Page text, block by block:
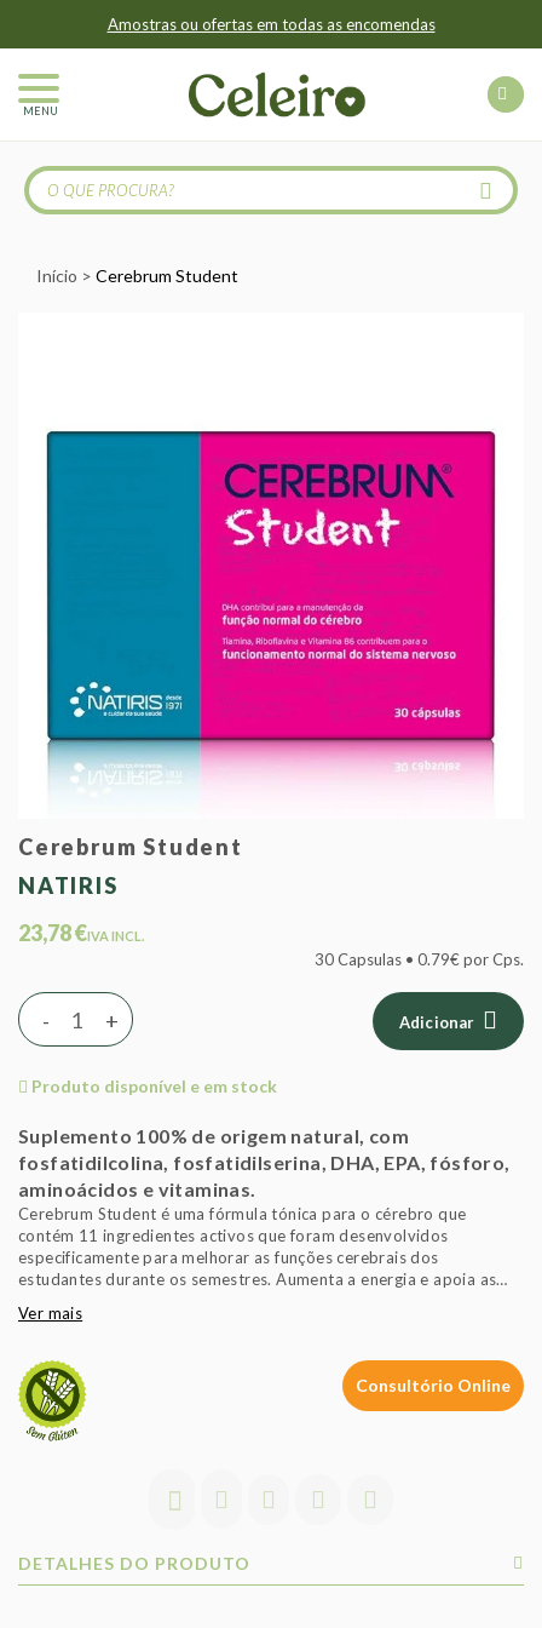
Amostras ou ofertas em todas as encomendas
MENU
Início Cerebrum Student
Cerebrum Student
NATIRIS
23,78 €IVA INCL.
30 Capsulas • 0.79€ por Cps.
+
- Adicionar
Produto disponível e em stock
Suplemento 100% de origem natural, com
fosfatidilcolina, fosfatidilserina, DHA, EPA, fósforo,
aminoácidos e vitaminas.
Cerebrum Student é uma fórmula tónica para o cérebro que
contém 11 ingredientes activos que foram desenvolvidos
especificamente para melhorar as funções cerebrais dos
estudantes durante os semestres. Aumenta a energia e apoia as
Função Cerebral Normal
normal.
Memória, Aprendizagem e Cognição
Cerebrum Student contém fosfolípidos naturais, como a
aprendizagem e a cognição.
A tiamina (vitamina B1), a riboflavina (vitamina B2) e a vitamina B6
contribuem para o funcionamento normal do sistema nervoso.
Ver mais
Consultório Online
DETALHES DO PRODUTO